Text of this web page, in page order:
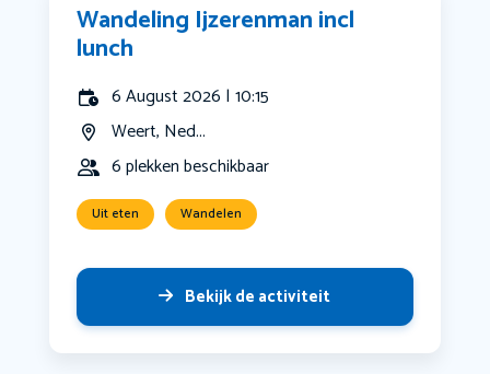
Wandeling Ijzerenman incl
lunch
6 August 2026 | 10:15
Weert, Ned...
6 plekken beschikbaar
Uit eten Wandelen
Bekijk de activiteit